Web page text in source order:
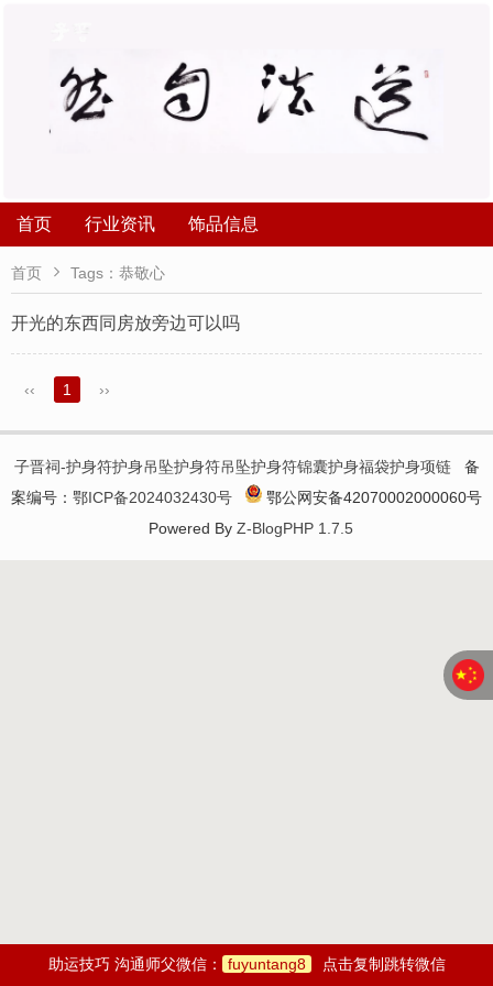
首页 行业资讯 饰品信息
首页  Tags：恭敬心
开光的东西同房放旁边可以吗
‹‹ 1 ››
子晋祠-护身符护身吊坠护身符吊坠护身符锦囊护身福袋护身项链备
案编号： 鄂ICP备2024032430号
鄂公网安备42070002000060号
Powered By Z-BlogPHP 1.7.5
助运技巧 沟通师父微信： fuyuntang8 点击复制跳转微信